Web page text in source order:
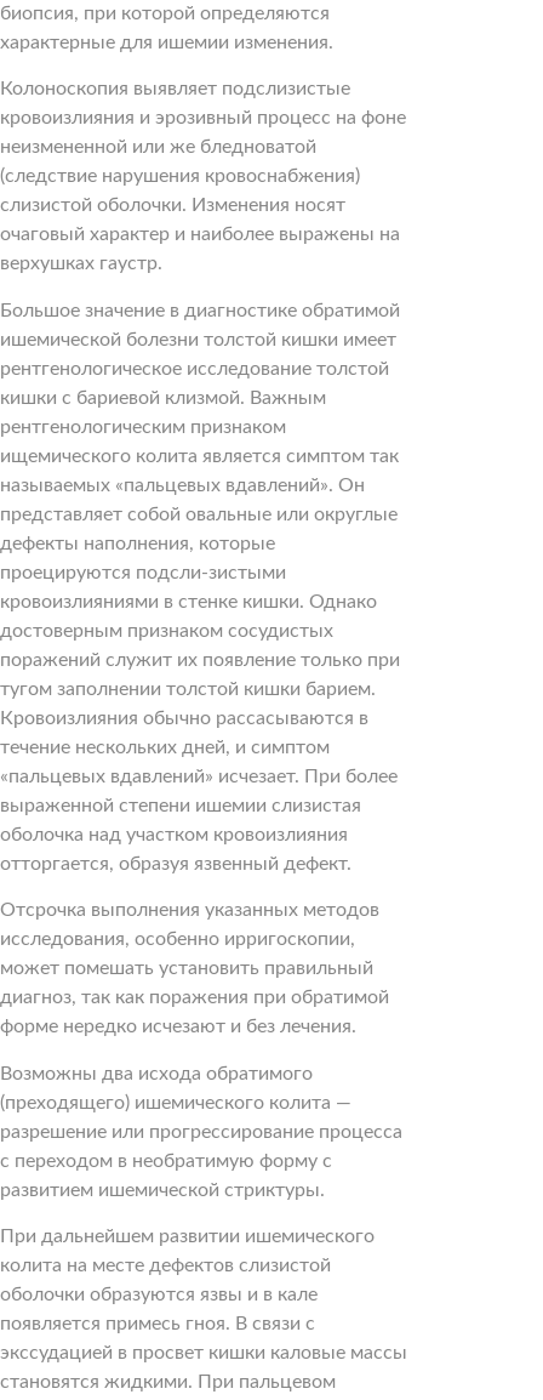
биопсия, при которой определяются
характерные для ишемии изменения.
Колоноскопия выявляет подслизистые
кровоизлияния и эрозивный процесс на фоне
неизмененной или же бледноватой
(следствие нарушения кровоснабжения)
слизистой оболочки. Изменения носят
очаговый характер и наиболее выражены на
верхушках гаустр.
Большое значение в диагностике обратимой
ишемической болезни толстой кишки имеет
рентгенологическое исследование толстой
кишки с бариевой клизмой. Важным
рентгенологическим признаком
ищемического колита является симптом так
называемых «пальцевых вдавлений». Он
представляет собой овальные или округлые
дефекты наполнения, которые
проецируются подсли-зистыми
кровоизлияниями в стенке кишки. Однако
достоверным признаком сосудистых
поражений служит их появление только при
тугом заполнении толстой кишки барием.
Кровоизлияния обычно рассасываются в
течение нескольких дней, и симптом
«пальцевых вдавлений» исчезает. При более
выраженной степени ишемии слизистая
оболочка над участком кровоизлияния
отторгается, образуя язвенный дефект.
Отсрочка выполнения указанных методов
исследования, особенно ирригоскопии,
может помешать установить правильный
диагноз, так как поражения при обратимой
форме нередко исчезают и без лечения.
Возможны два исхода обратимого
(преходящего) ишемического колита —
разрешение или прогрессирование процесса
с переходом в необратимую форму с
развитием ишемической стриктуры.
При дальнейшем развитии ишемического
колита на месте дефектов слизистой
оболочки образуются язвы и в кале
появляется примесь гноя. В связи с
экссудацией в просвет кишки каловые массы
становятся жидкими. При пальцевом